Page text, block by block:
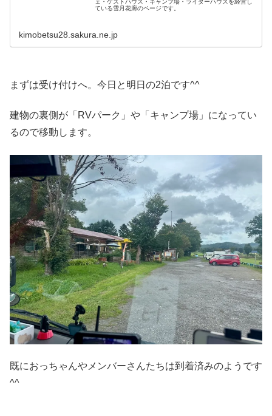
ェ・ゲストハウス・キャンプ場・ライダーハウスを経営し
ている雪月花廊のページです。
kimobetsu28.sakura.ne.jp
まずは受け付けへ。今日と明日の2泊です^^
建物の裏側が「RVパーク」や「キャンプ場」になってい
るので移動します。
既におっちゃんやメンバーさんたちは到着済みのようです
^^